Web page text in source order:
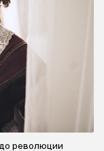
революции